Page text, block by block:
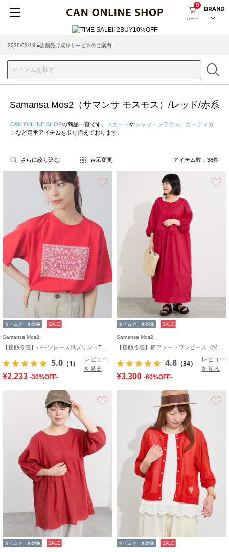
カート
0
BRAND
2026/08/04 ■8/13(木)AM2:00～サイトメンテナンス実施のお知らせ
Samansa Mos2（サマンサ モスモス）/レッド/赤系
CAN ONLINE SHOPの商品一覧です。 スカート やシャツ・ブラウス
カーディガ
ンなど定番アイテムを取り揃えております。
さらに絞り込む 表示変更 アイテム数： 38件
タイムセール対象 SALE
Samansa Mos2
5.0 （1）
レビュー
を見る
¥2,233 -30%OFF-
タイムセール対象 SALE
Samansa Mos2
4.8 （34）
レビュー
を見る
¥3,300 -60%OFF-
タイムセール対象 SALE タイムセール対象 SALE